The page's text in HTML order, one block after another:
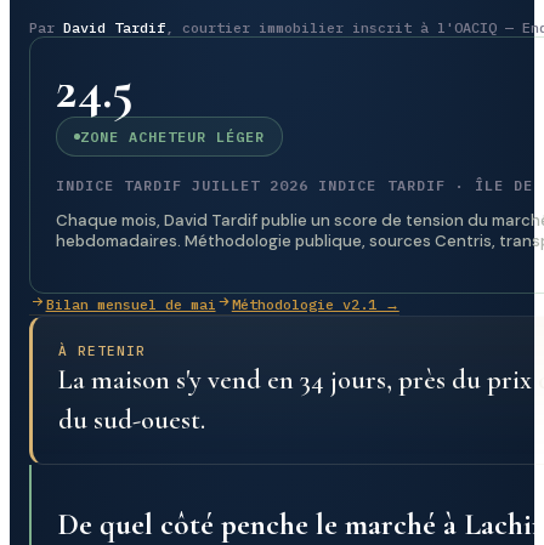
ParDavid Tardif , courtier immobilier inscrit à l'OACIQ —
24.5
ZONE ACHETEUR LÉGER
INDICE TARDIF JUILLET 2026 INDICE TARDIF · ÎLE DE
Chaque mois, David Tardif publie un score de tension du
hebdomadaires. Méthodologie publique, sources Centris,
Bilan mensuel de mai Méthodologie v2.1 →
À RETENIR
La maison s'y vend en 34 jours, près du
du sud-ouest.
De quel côté penche le marché à